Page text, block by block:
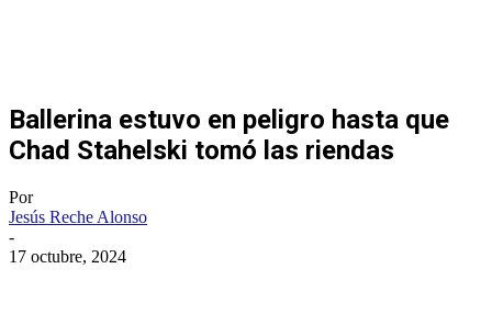
Ballerina estuvo en peligro hasta que
Chad Stahelski tomó las riendas
Por
Jesús Reche Alonso
-
17 octubre, 2024